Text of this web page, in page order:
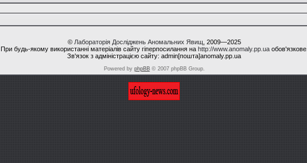
© Лабораторія Досліджень Аномальних Явищ , 2009—2025
При будь-якому використанні матеріалів сайту гіперпосилання на http://www.anomaly.pp.uaобов'язкове.
Зв'язок з адміністрацією сайту: admin[пошта]anomaly.pp.ua
Powered by phpBB© 2007 phpBB Group.